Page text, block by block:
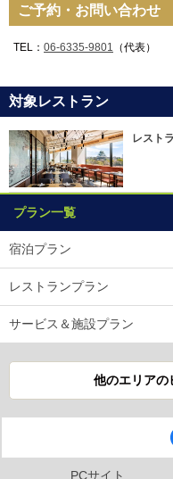
ご予約・お問い合わせ
TEL： 06-6335-9801 （代表）
対象レストラン
レスト
プラン一覧
宿泊プラン
レストランプラン
サービス＆施設プラン
他のエリアの
PCサイト